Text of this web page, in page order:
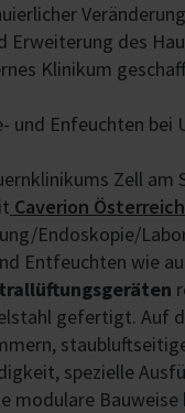
Erweiterung des
Klinikum
und Enfeuchten bei
Zell
Caverion
Endoskopie/
Entfeuchten wie
gefertigt. Auf
spezielle
modulare